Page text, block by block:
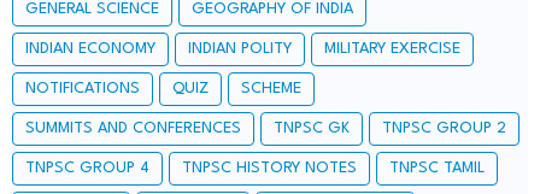
GENERAL SCIENCE GEOGRAPHY OF INDIA
INDIAN ECONOMY INDIAN POLITY MILITARY EXERCISE
NOTIFICATIONS QUIZ SCHEME
SUMMITS AND CONFERENCES TNPSC GK TNPSC GROUP 2
TNPSC GROUP 4 TNPSC HISTORY NOTES TNPSC TAMIL